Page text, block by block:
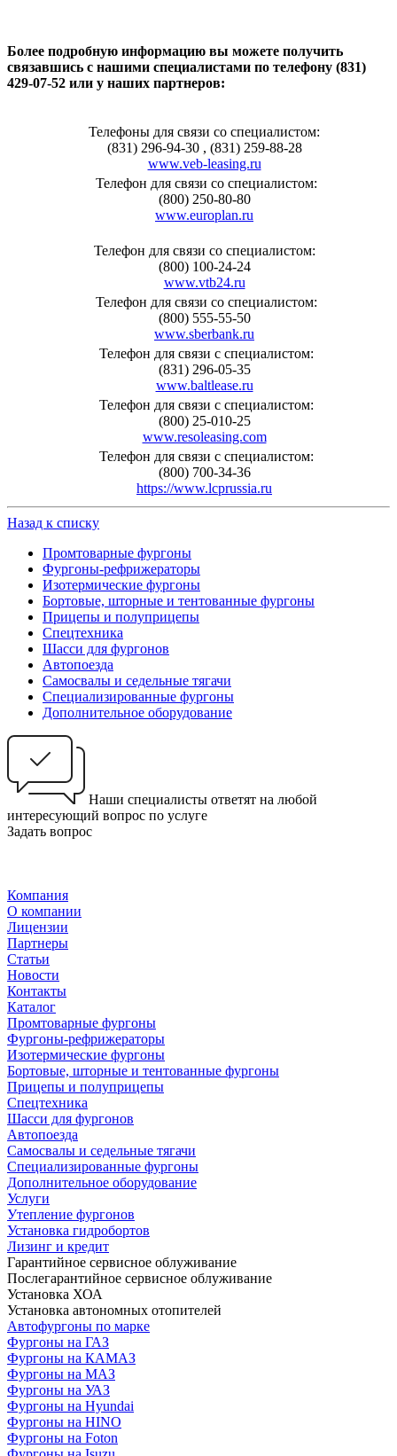
Более подробную информацию вы можете получить
связавшись с нашими специалистами по телефону (831)
429-07-52 или у наших партнеров:
Телефоны для связи со специалистом:
(831) 296-94-30 , (831) 259-88-28
www.veb-leasing.ru
Телефон для связи со специалистом:
(800) 250-80-80
www.europlan.ru
Телефон для связи со специалистом:
(800) 100-24-24
www.vtb24.ru
Телефон для связи со специалистом:
(800) 555-55-50
www.sberbank.ru
Телефон для связи с специалистом:
(831) 296-05-35
www.baltlease.ru
Телефон для связи с специалистом:
(800) 25-010-25
www.resoleasing.com
Телефон для связи с специалистом:
(800) 700-34-36
https://www.lcprussia.ru
Назад к списку
Промтоварные фургоны
Фургоны-рефрижераторы
Изотермические фургоны
Бортовые, шторные и тентованные фургоны
Прицепы и полуприцепы
Спецтехника
Шасси для фургонов
Автопоезда
Самосвалы и седельные тягачи
Специализированные фургоны
Дополнительное оборудование
Наши специалисты ответят на любой
интересующий вопрос по услуге
Задать вопрос
Компания
О компании
Лицензии
Партнеры
Статьи
Новости
Контакты
Каталог
Промтоварные фургоны
Фургоны-рефрижераторы
Изотермические фургоны
Бортовые, шторные и тентованные фургоны
Прицепы и полуприцепы
Спецтехника
Шасси для фургонов
Автопоезда
Самосвалы и седельные тягачи
Специализированные фургоны
Дополнительное оборудование
Услуги
Утепление фургонов
Установка гидробортов
Лизинг и кредит
Гарантийное сервисное облуживание
Послегарантийное сервисное облуживание
Установка ХОА
Установка автономных отопителей
Автофургоны по марке
Фургоны на ГАЗ
Фургоны на КАМАЗ
Фургоны на МАЗ
Фургоны на УАЗ
Фургоны на Hyundai
Фургоны на HINO
Фургоны на Foton